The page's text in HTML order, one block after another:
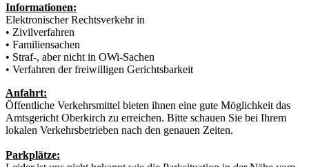
Informationen:
Elektronischer Rechtsverkehr in
• Zivilverfahren
• Familiensachen
• Straf-, aber nicht in OWi-Sachen
• Verfahren der freiwilligen Gerichtsbarkeit
Anfahrt:
Öffentliche Verkehrsmittel bieten ihnen eine gute Möglichkeit das
Amtsgericht Oberkirch zu erreichen. Bitte schauen Sie bei Ihrem
lokalen Verkehrsbetrieben nach den genauen Zeiten.
Parkplätze: